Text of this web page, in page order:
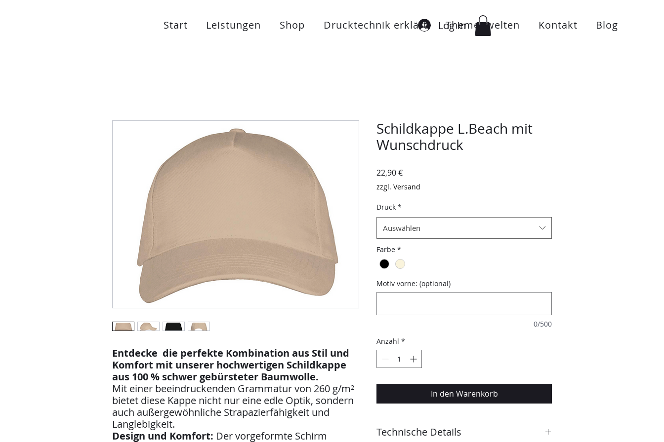
Start Leistungen Shop Drucktechnik erklärt Themenwelten Kontakt Blog
Log In
Entdecke die perfekte Kombination aus Stil und
Komfort mit unserer hochwertigen Schildkappe
aus 100 % schwer gebürsteter Baumwolle.
Mit einer beeindruckenden Grammatur von 260 g/m²
bietet diese Kappe nicht nur eine edle Optik, sondern
auch außergewöhnliche Strapazierfähigkeit und
Langlebigkeit.
Design und Komfort: Der vorgeformte Schirm
Schildkappe L.Beach mit
Wunschdruck
22,90 €Preis
zzgl. Versand
Druck *
Auswählen
Farbe *
Motiv vorne: (optional)
0/500
Anzahl *
In den Warenkorb
Technische Details